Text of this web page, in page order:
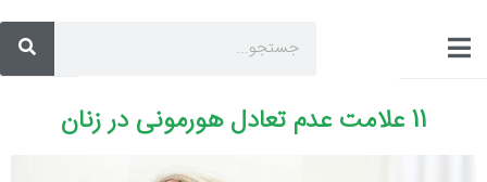
11 علامت عدم تعادل هورمونی در زنان